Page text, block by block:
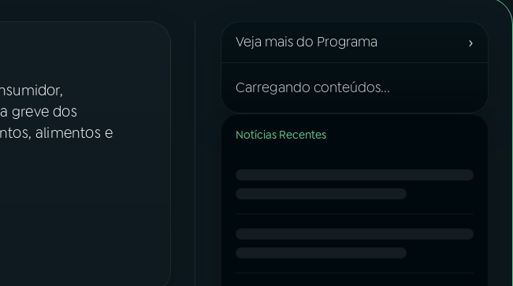
greve dos
alimentos e
Veja mais do Programa ›
Carregando conteúdos...
Notícias Recentes